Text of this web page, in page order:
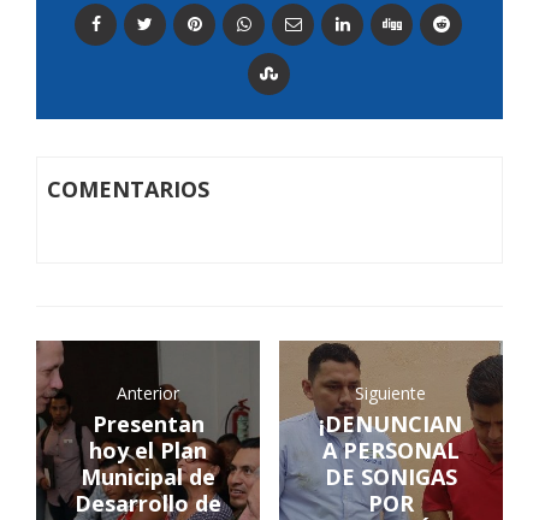
COMENTARIOS
Anterior
Presentan
hoy el Plan
Municipal de
Desarrollo de
Siguiente
¡DENUNCIAN
A PERSONAL
DE SONIGAS
POR